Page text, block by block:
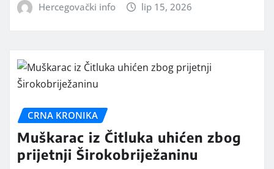
Hercegovački info lip 15, 2026
CRNA KRONIKA
Muškarac iz Čitluka uhićen zbog
prijetnji Širokobriježaninu